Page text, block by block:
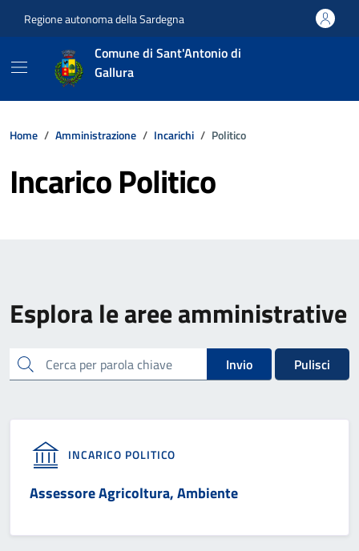
Regione autonoma della Sardegna
Comune di Sant'Antonio di
Gallura
Home Amministrazione Incarichi Politico
Incarico Politico
Esplora le aree amministrative
cerca Invio Pulisci
INCARICO POLITICO
Assessore Agricoltura, Ambiente